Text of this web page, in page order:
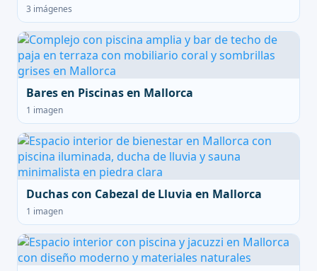
3 imágenes
Bares en Piscinas en Mallorca
1 imagen
Duchas con Cabezal de Lluvia en Mallorca
1 imagen